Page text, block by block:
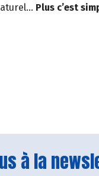
Plus c’est
à la